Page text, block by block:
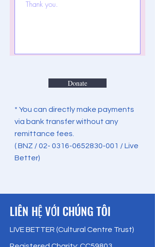
Donate
* You can directly make payments
via bank transfer without any
remittance fees.
( BNZ /02- 0316-0652830-001 / Live
Better)
​LIÊN HỆ VỚI CHÚNG TÔI
LIVE BETTER (Cultural Centre Trust)